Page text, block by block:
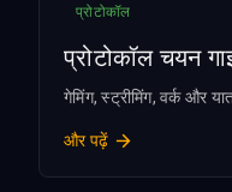
प्रोटोकॉल
प्रोटोकॉल चयन
गेमिंग, स्ट्रीमिंग, वर्क और
और पढ़ें